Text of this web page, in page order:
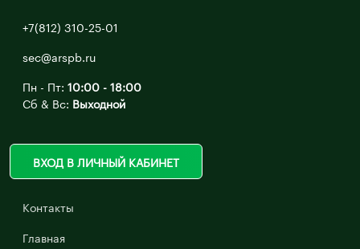
+7(812) 310-25-01
sec@arspb.ru
Пн - Пт: 10:00 - 18:00
Сб & Вс: Выходной
ВХОД В ЛИЧНЫЙ КАБИНЕТ
Контакты
Главная